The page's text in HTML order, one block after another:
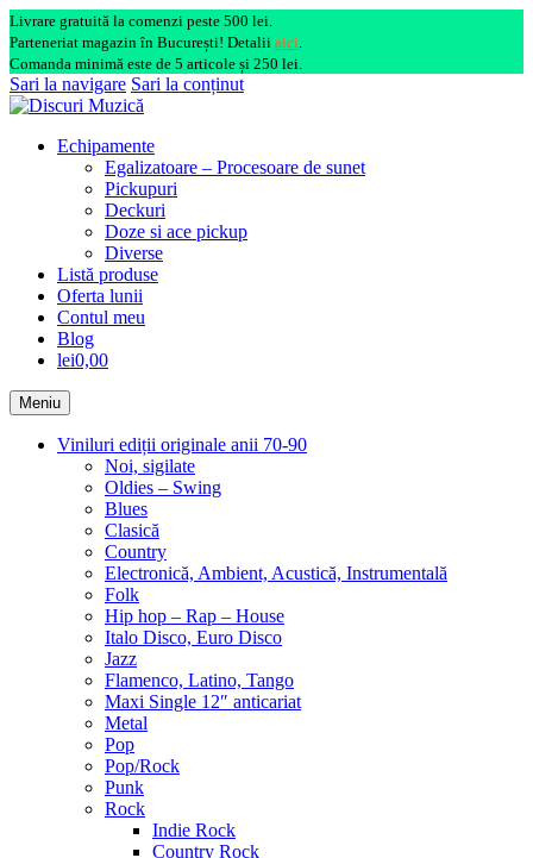
Livrare gratuită la comenzi peste 500 lei.
Parteneriat magazin în București! Detalii aici.
Comanda minimă este de 5 articole și 250 lei.
Sari la navigare Sari la conținut
Echipamente
Egalizatoare – Procesoare de sunet
Pickupuri
Deckuri
Doze si ace pickup
Diverse
Listă produse
Oferta lunii
Contul meu
Blog
lei0,00
Meniu
Viniluri ediții originale anii 70-90
Noi, sigilate
Oldies – Swing
Blues
Clasică
Country
Electronică, Ambient, Acustică, Instrumentală
Folk
Hip hop – Rap – House
Italo Disco, Euro Disco
Jazz
Flamenco, Latino, Tango
Maxi Single 12″ anticariat
Metal
Pop
Pop/Rock
Punk
Rock
Indie Rock
Country Rock